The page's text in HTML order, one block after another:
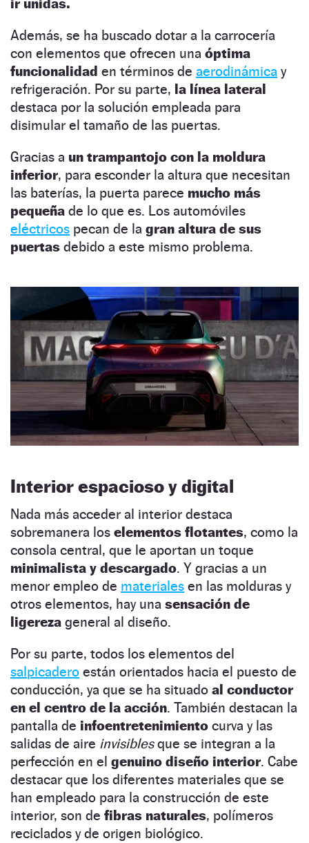
ir unidas.
Además, se ha buscado dotar a la carrocería
con elementos que ofrecen una óptima
funcionalidad en términos de aerodinámica y
refrigeración. Por su parte, la línea lateral
destaca por la solución empleada para
disimular el tamaño de las puertas.
Gracias a un trampantojo con la moldura
inferior, para esconder la altura que necesitan
las baterías, la puerta parece mucho más
pequeña de lo que es. Los automóviles
eléctricos pecan de la gran altura de sus
puertas debido a este mismo problema.
Interior espacioso y digital
Nada más acceder al interior destaca
sobremanera los elementos flotantes, como la
consola central, que le aportan un toque
minimalista y descargado. Y gracias a un
menor empleo de materiales en las molduras y
otros elementos, hay una sensación de
ligereza general al diseño.
Por su parte, todos los elementos del
salpicadero están orientados hacia el puesto de
conducción, ya que se ha situado al conductor
en el centro de la acción. También destacan la
pantalla de infoentretenimiento curva y las
salidas de aire invisiblesque se integran a la
perfección en el genuino diseño interior. Cabe
destacar que los diferentes materiales que se
han empleado para la construcción de este
interior, son de fibras naturales, polímeros
reciclados y de origen biológico.